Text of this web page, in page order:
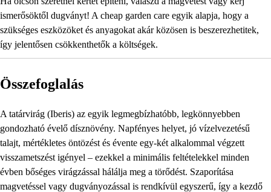
ismerősöktől dugványt! A cheap garden care egyik alapja, hogy a
szükséges eszközöket és anyagokat akár közösen is beszerezhetitek,
így jelentősen csökkenthetők a költségek.
Összefoglalás
A tatárvirág (Iberis) az egyik legmegbízhatóbb, legkönnyebben
gondozható évelő dísznövény. Napfényes helyet, jó vízelvezetésű
talajt, mértékletes öntözést és évente egy-két alkalommal végzett
visszametszést igényel – ezekkel a minimális feltételekkel minden
évben bőséges virágzással hálálja meg a törődést. Szaporítása
magvetéssel vagy dugványozással is rendkívül egyszerű, így a kezdő